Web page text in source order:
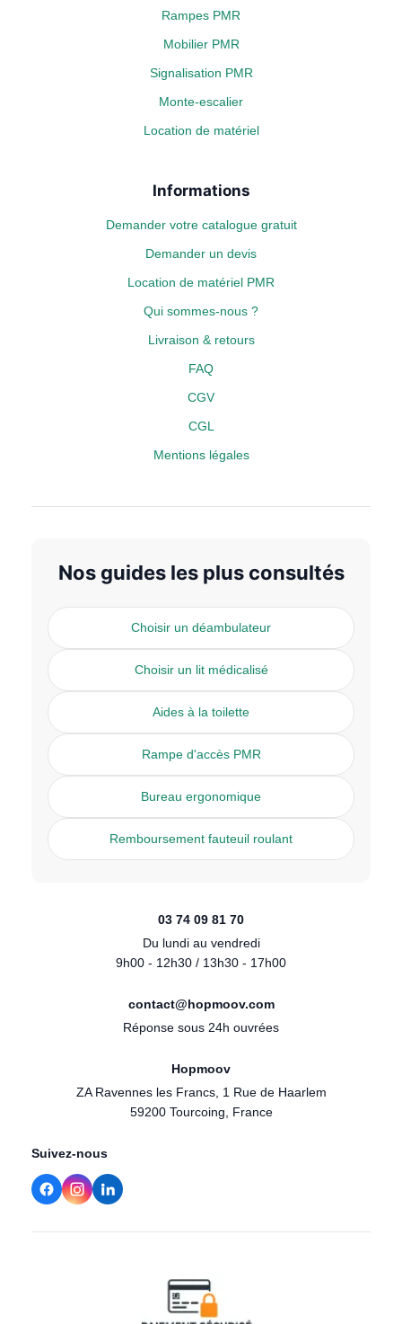
Rampes PMR
Mobilier PMR
Signalisation PMR
Monte-escalier
Location de matériel
Informations
Demander votre catalogue gratuit
Demander un devis
Location de matériel PMR
Qui sommes-nous ?
Livraison & retours
FAQ
CGV
CGL
Mentions légales
Nos guides les plus consultés
Choisir un déambulateur
Choisir un lit médicalisé
Aides à la toilette
Rampe d'accès PMR
Bureau ergonomique
Remboursement fauteuil roulant
03 74 09 81 70
Du lundi au vendredi
9h00 - 12h30 / 13h30 - 17h00
contact@hopmoov.com
Réponse sous 24h ouvrées
Hopmoov
ZA Ravennes les Francs, 1 Rue de Haarlem
59200 Tourcoing, France
Suivez-nous